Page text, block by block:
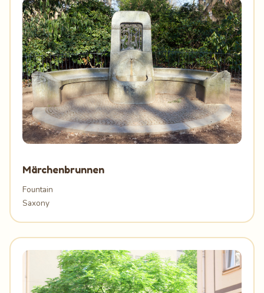
Märchenbrunnen
Fountain
Saxony